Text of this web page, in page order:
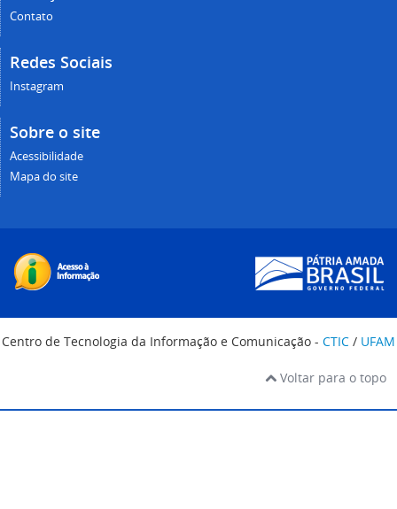
Contato
Redes Sociais
Instagram
Sobre o site
Acessibilidade
Mapa do site
Centro de Tecnologia da Informação e Comunicação - CTIC / UFAM
Voltar para o topo